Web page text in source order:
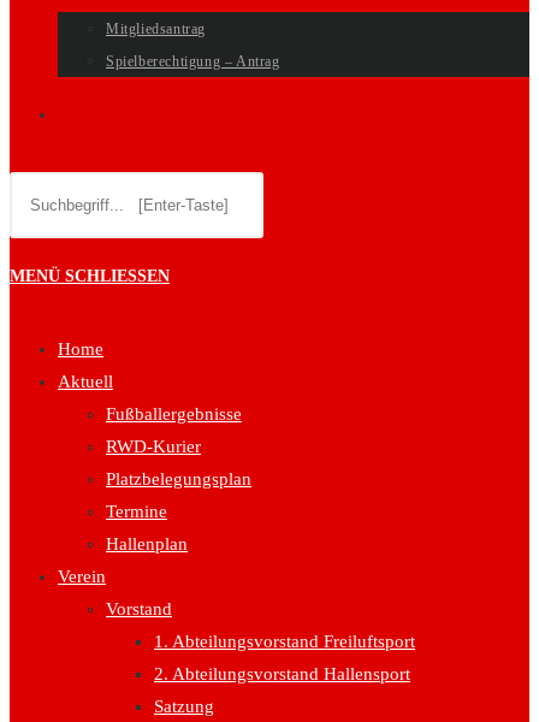
Mitgliedsantrag
Spielberechtigung – Antrag
UMSCHALTEN
MENÜ SCHLIESSEN
Home
Aktuell
Fußballergebnisse
RWD-Kurier
Platzbelegungsplan
Termine
Hallenplan
Verein
Vorstand
1. Abteilungsvorstand Freiluftsport
2. Abteilungsvorstand Hallensport
Satzung